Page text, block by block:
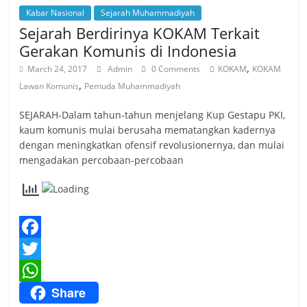
p
p
eKabar Nasional Sejarah Muhammadiyah
Sejarah Berdirinya KOKAM Terkait
Gerakan Komunis di Indonesia
March 24, 2017 Admin 0 Comments KOKAM, KOKAM
Lawan Komunis, Pemuda Muhammadiyah
SEJARAH-Dalam tahun-tahun menjelang Kup Gestapu PKI,
kaum komunis mulai berusaha mematangkan kadernya
dengan meningkatkan ofensif revolusionernya, dan mulai
mengadakan percobaan-percobaan
F
a
T
Share